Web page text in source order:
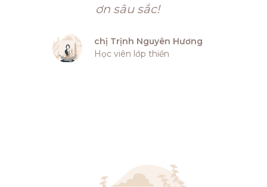
ơn sâu sắc!
chị Trịnh Nguyên Hương
Học viên lớp thiền